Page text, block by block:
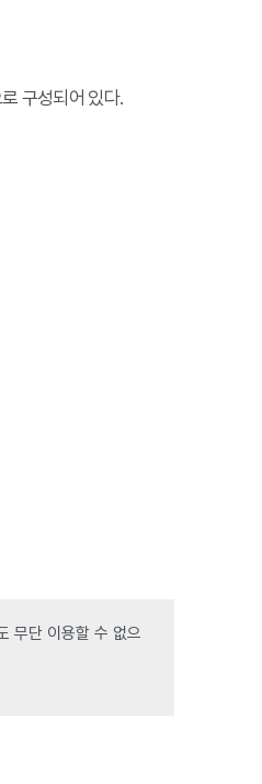
구성되어 있다.
무단 이용할 수 없으